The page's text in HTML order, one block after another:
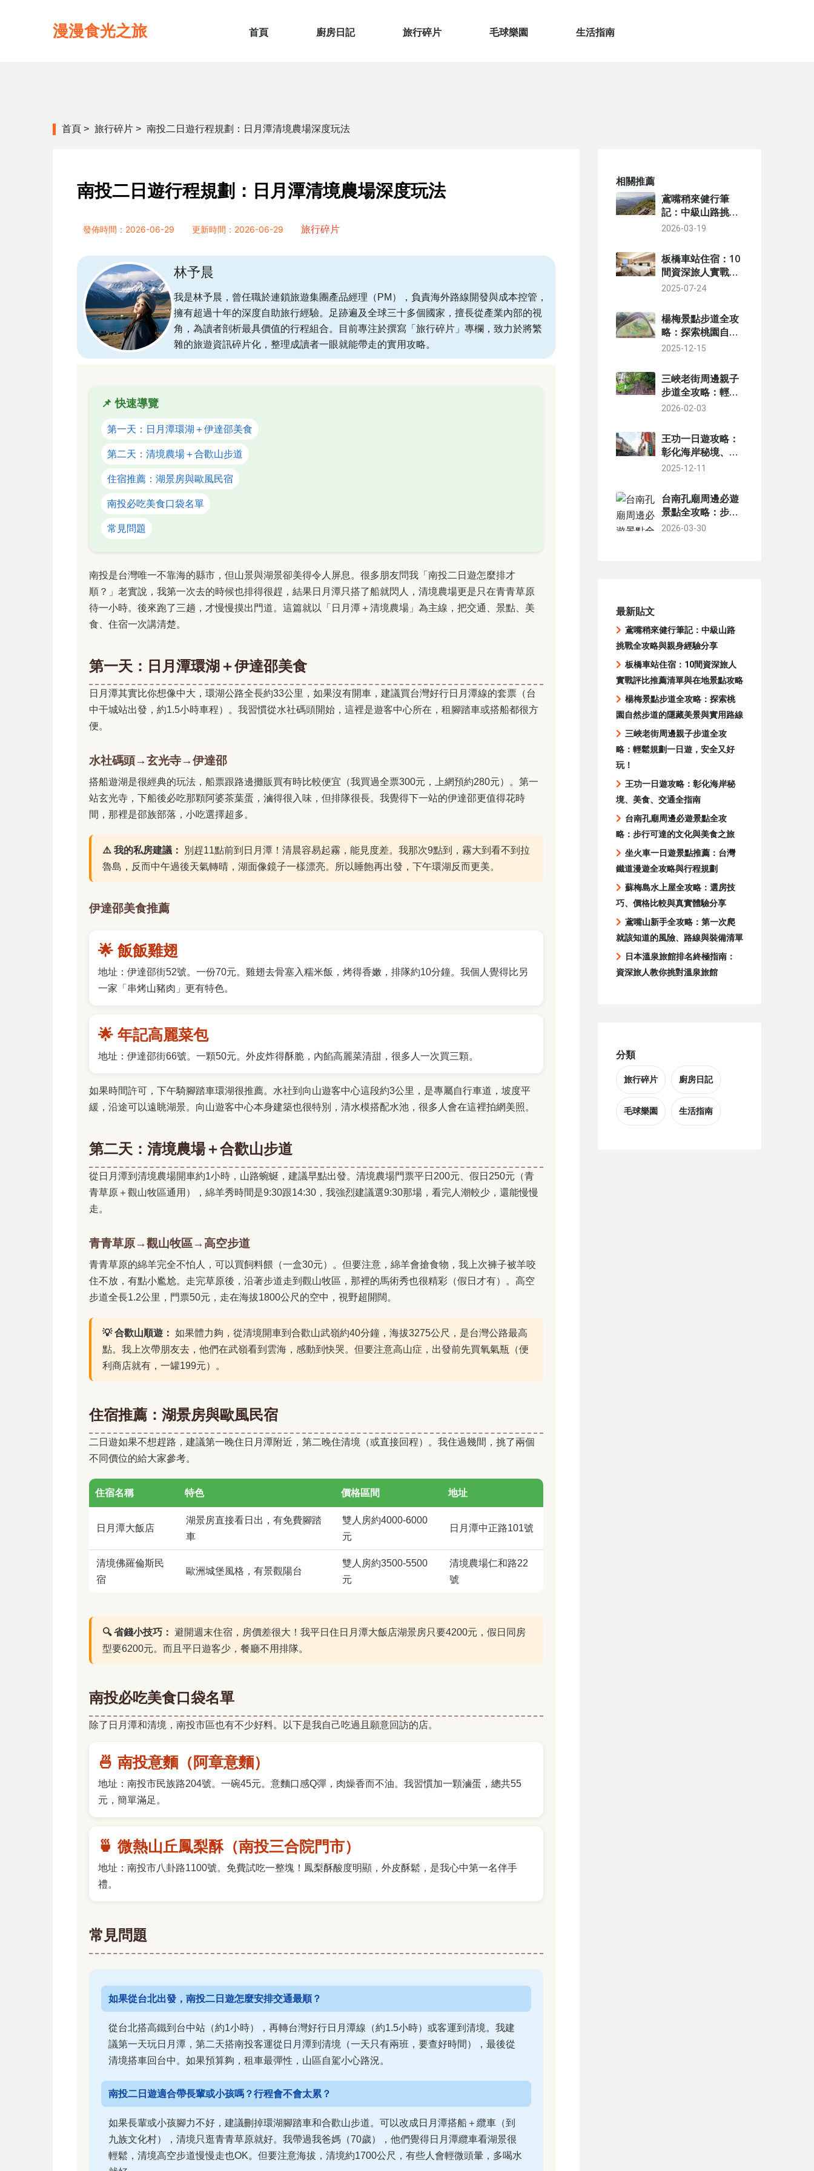
漫漫食光之旅 首頁 廚房日記 旅行碎片 毛球樂園 生活指南
首頁 > 旅行碎片 > 南投二日遊行程規劃：日月潭清境農場深度玩法
南投二日遊行程規劃：日月潭清境農場深度玩法
發佈時間：2026-06-29 更新時間：2026-06-29 旅行碎片
林予晨
我是林予晨，曾任職於連鎖旅遊集團產品經理（PM），負責海外路線開發與成本控管，
擁有超過十年的深度自助旅行經驗。足跡遍及全球三十多個國家，擅長從產業內部的視
角，為讀者剖析最具價值的行程組合。目前專注於撰寫「旅行碎片」專欄，致力於將繁
雜的旅遊資訊碎片化，整理成讀者一眼就能帶走的實用攻略。
📌 快速導覽
第一天：日月潭環湖＋伊達邵美食
第二天：清境農場＋合歡山步道
住宿推薦：湖景房與歐風民宿
南投必吃美食口袋名單
常見問題
南投是台灣唯一不靠海的縣市，但山景與湖景卻美得令人屏息。很多朋友問我「南投二日遊怎麼排才
順？」老實說，我第一次去的時候也排得很趕，結果日月潭只搭了船就閃人，清境農場更是只在青青草原
待一小時。後來跑了三趟，才慢慢摸出門道。這篇就以「日月潭＋清境農場」為主線，把交通、景點、美
食、住宿一次講清楚。
第一天：日月潭環湖＋伊達邵美食
日月潭其實比你想像中大，環湖公路全長約33公里，如果沒有開車，建議買台灣好行日月潭線的套票（台
中干城站出發，約1.5小時車程）。我習慣從水社碼頭開始，這裡是遊客中心所在，租腳踏車或搭船都很方
便。
水社碼頭→玄光寺→伊達邵
搭船遊湖是很經典的玩法，船票跟路邊攤販買有時比較便宜（我買過全票300元，上網預約280元）。第一
站玄光寺，下船後必吃那顆阿婆茶葉蛋，滷得很入味，但排隊很長。我覺得下一站的伊達邵更值得花時
間，那裡是邵族部落，小吃選擇超多。
⚠️ 我的私房建議：
別趕11點前到日月潭！清晨容易起霧，能見度差。我那次9點到，霧大到看不到拉
魯島，反而中午過後天氣轉晴，湖面像鏡子一樣漂亮。所以睡飽再出發，下午環湖反而更美。
伊達邵美食推薦
🌟 飯飯雞翅
地址：伊達邵街52號。一份70元。雞翅去骨塞入糯米飯，烤得香嫩，排隊約10分鐘。我個人覺得比另
一家「串烤山豬肉」更有特色。
🌟 年記高麗菜包
地址：伊達邵街66號。一顆50元。外皮炸得酥脆，內餡高麗菜清甜，很多人一次買三顆。
如果時間許可，下午騎腳踏車環湖很推薦。水社到向山遊客中心這段約3公里，是專屬自行車道，坡度平
緩，沿途可以遠眺湖景。向山遊客中心本身建築也很特別，清水模搭配水池，很多人會在這裡拍網美照。
第二天：清境農場＋合歡山步道
從日月潭到清境農場開車約1小時，山路蜿蜒，建議早點出發。清境農場門票平日200元、假日250元（青
青草原＋觀山牧區通用），綿羊秀時間是9:30跟14:30，我強烈建議選9:30那場，看完人潮較少，還能慢慢
走。
青青草原→觀山牧區→高空步道
青青草原的綿羊完全不怕人，可以買飼料餵（一盒30元）。但要注意，綿羊會搶食物，我上次褲子被羊咬
住不放，有點小尷尬。走完草原後，沿著步道走到觀山牧區，那裡的馬術秀也很精彩（假日才有）。高空
步道全長1.2公里，門票50元，走在海拔1800公尺的空中，視野超開闊。
💡 合歡山順遊： 如果體力夠，從清境開車到合歡山武嶺約40分鐘，海拔3275公尺，是台灣公路最高
點。我上次帶朋友去，他們在武嶺看到雲海，感動到快哭。但要注意高山症，出發前先買氧氣瓶（便
利商店就有，一罐199元）。
住宿推薦：湖景房與歐風民宿
二日遊如果不想趕路，建議第一晚住日月潭附近，第二晚住清境（或直接回程）。我住過幾間，挑了兩個
不同價位的給大家參考。
住宿名稱 特色 價格區間 地址
日月潭大飯店
湖景房直接看日出，有免費腳踏
車
雙人房約4000-6000
元
日月潭中正路101號
清境佛羅倫斯民
宿
歐洲城堡風格，有景觀陽台
雙人房約3500-5500
元
清境農場仁和路22
號
🔍 省錢小技巧： 避開週末住宿，房價差很大！我平日住日月潭大飯店湖景房只要4200元，假日同房
型要6200元。而且平日遊客少，餐廳不用排隊。
南投必吃美食口袋名單
除了日月潭和清境，南投市區也有不少好料。以下是我自己吃過且願意回訪的店。
🍜 南投意麵（阿章意麵）
地址：南投市民族路204號。一碗45元。意麵口感Q彈，肉燥香而不油。我習慣加一顆滷蛋，總共55
元，簡單滿足。
🍵 微熱山丘鳳梨酥（南投三合院門市）
地址：南投市八卦路1100號。免費試吃一整塊！鳳梨酥酸度明顯，外皮酥鬆，是我心中第一名伴手
禮。
常見問題
如果從台北出發，南投二日遊怎麼安排交通最順？
從台北搭高鐵到台中站（約1小時），再轉台灣好行日月潭線（約1.5小時）或客運到清境。我建
議第一天玩日月潭，第二天搭南投客運從日月潭到清境（一天只有兩班，要查好時間），最後從
清境搭車回台中。如果預算夠，租車最彈性，山區自駕小心路況。
南投二日遊適合帶長輩或小孩嗎？行程會不會太累？
如果長輩或小孩腳力不好，建議刪掉環湖腳踏車和合歡山步道。可以改成日月潭搭船＋纜車（到
九族文化村），清境只逛青青草原就好。我帶過我爸媽（70歲），他們覺得日月潭纜車看湖景很
輕鬆，清境高空步道慢慢走也OK。但要注意海拔，清境約1700公尺，有些人會輕微頭暈，多喝水
相關推薦
鳶嘴稍來健行筆
記：中級山路挑戰
全攻略與親身經驗
2026-03-19
板橋車站住宿：10
間資深旅人實戰評
比推薦清單與在地
2025-07-24
楊梅景點步道全攻
略：探索桃園自然
步道的隱藏美景與
2025-12-15
三峽老街周邊親子
步道全攻略：輕鬆
規劃一日遊，安全
2026-02-03
王功一日遊攻略：
彰化海岸秘境、美
食、交通全指南
2025-12-11
台南孔廟周邊必遊
景點全攻略：步行
可達的文化與美食
2026-03-30
最新貼文
鳶嘴稍來健行筆記：中級山路
挑戰全攻略與親身經驗分享
板橋車站住宿：10間資深旅人
實戰評比推薦清單與在地景點攻略
楊梅景點步道全攻略：探索桃
園自然步道的隱藏美景與實用路線
三峽老街周邊親子步道全攻
略：輕鬆規劃一日遊，安全又好
玩！
王功一日遊攻略：彰化海岸秘
境、美食、交通全指南
台南孔廟周邊必遊景點全攻
略：步行可達的文化與美食之旅
坐火車一日遊景點推薦：台灣
鐵道漫遊全攻略與行程規劃
蘇梅島水上屋全攻略：選房技
巧、價格比較與真實體驗分享
鳶嘴山新手全攻略：第一次爬
就該知道的風險、路線與裝備清單
日本溫泉旅館排名終極指南：
資深旅人教你挑對溫泉旅館
分類
旅行碎片 廚房日記
毛球樂園 生活指南